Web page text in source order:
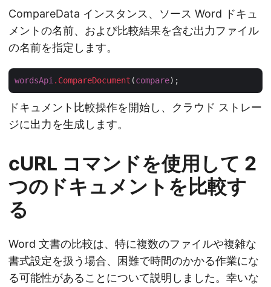
CompareData インスタンス、ソース Word ドキュ
メントの名前、および比較結果を含む出力ファイル
の名前を指定します。
wordsApi .CompareDocument (compare
ドキュメント比較操作を開始し、クラウド ストレー
ジに出力を生成します。
cURL コマンドを使用して 2
つのドキュメントを比較す
る
Word 文書の比較は、特に複数のファイルや複雑な
書式設定を扱う場合、困難で時間のかかる作業にな
る可能性があることについて説明しました。幸いな